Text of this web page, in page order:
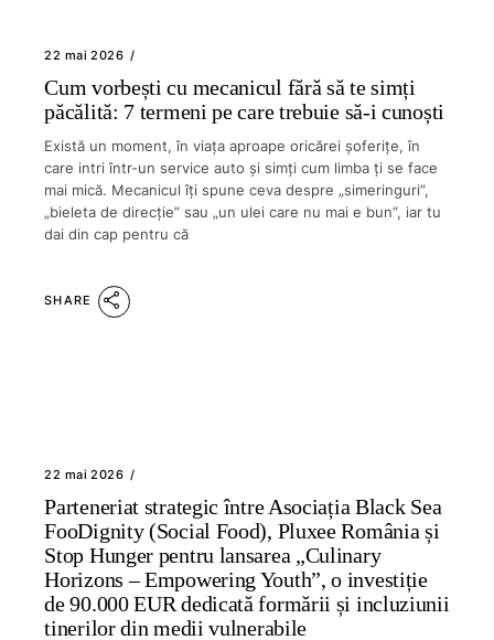
22 mai 2026
Cum vorbești cu mecanicul fără să te simți
păcălită: 7 termeni pe care trebuie să-i cunoști
Există un moment, în viața aproape oricărei șoferițe, în
care intri într-un service auto și simți cum limba ți se face
mai mică. Mecanicul îți spune ceva despre „simeringuri”,
„bieleta de direcție” sau „un ulei care nu mai e bun”, iar tu
dai din cap pentru că
SHARE
22 mai 2026
Parteneriat strategic între Asociația Black Sea
FooDignity (Social Food), Pluxee România și
Stop Hunger pentru lansarea „Culinary
Horizons – Empowering Youth”, o investiție
de 90.000 EUR dedicată formării și incluziunii
tinerilor din medii vulnerabile